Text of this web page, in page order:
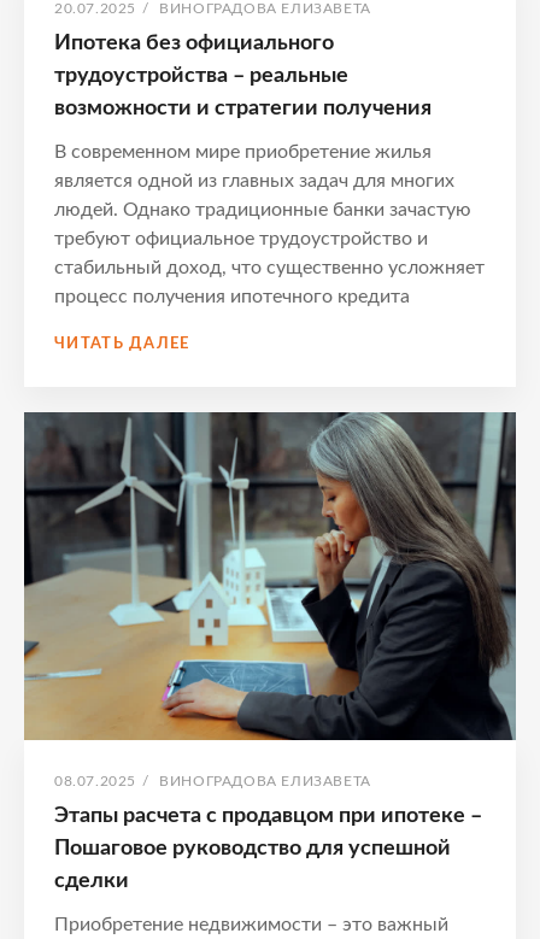
ОПУБЛИКОВАНО
20.07.2025 / АВТОР:
ВИНОГРАДОВА ЕЛИЗАВЕТА
Ипотека без официального
трудоустройства – реальные
возможности и стратегии получения
В современном мире приобретение жилья
является одной из главных задач для многих
людей. Однако традиционные банки зачастую
требуют официальное трудоустройство и
стабильный доход, что существенно усложняет
процесс получения ипотечного кредита
ЧИТАТЬ ДАЛЕЕ
ТРУДОУСТРОЙСТВА
РЕАЛЬНЫЕ
ВОЗМОЖНОСТИ
СТРАТЕГИИ
ПОЛУЧЕНИЯ
ОПУБЛИКОВАНО
08.07.2025 / АВТОР:
ВИНОГРАДОВА ЕЛИЗАВЕТА
Этапы расчета с продавцом при ипотеке –
Пошаговое руководство для успешной
сделки
Приобретение недвижимости – это важный